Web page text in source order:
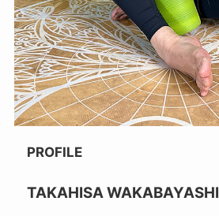
PROFILE
TAKAHISA WAKABAYASHI